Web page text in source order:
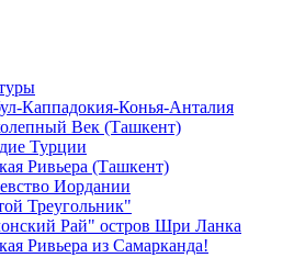
Каппадокия-Конья-Анталия
Век (Ташкент)
Турции
Ривьера (Ташкент)
Иордании
Треугольник"
Рай" остров Шри Ланка
Ривьера из Самарканда!